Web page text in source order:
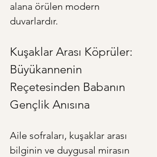
alana örülen modern
duvarlardır.
Kuşaklar Arası Köprüler:
Büyükannenin
Reçetesinden Babanın
Gençlik Anısına
Aile sofraları, kuşaklar arası
bilginin ve duygusal mirasın